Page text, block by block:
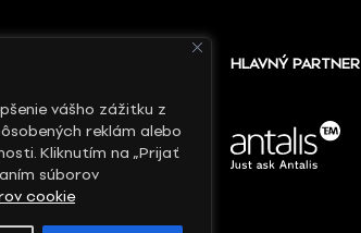
vášho zážitku z
reklám alebo
Kliknutím na „Prijať
súborov
cookie
HLAVNÝ PARTNER